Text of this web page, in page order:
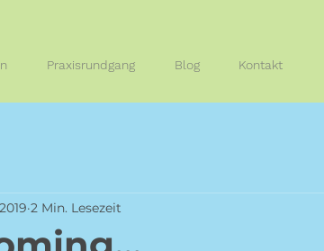
Praxisrundgang Blog Kontakt
2 Min. Lesezeit